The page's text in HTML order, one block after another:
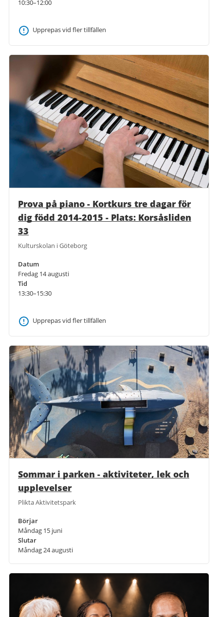
10:30–12:00
Upprepas vid fler tillfällen
Prova på piano - Kortkurs tre dagar för
dig född 2014-2015 - Plats: Korsåsliden
33
Kulturskolan i Göteborg
Datum
Fredag 14 augusti
Tid
13:30–15:30
Upprepas vid fler tillfällen
Sommar i parken - aktiviteter, lek och
upplevelser
Plikta Aktivitetspark
Börjar
Måndag 15 juni
Slutar
Måndag 24 augusti